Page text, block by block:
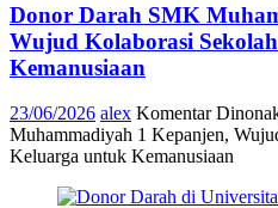
Donor Darah SMK
Wujud Kolaborasi
Kemanusiaan
23/06/2026 alex Komentar
Muhammadiyah 1 Kepanjen,
Keluarga untuk Kemanusiaan